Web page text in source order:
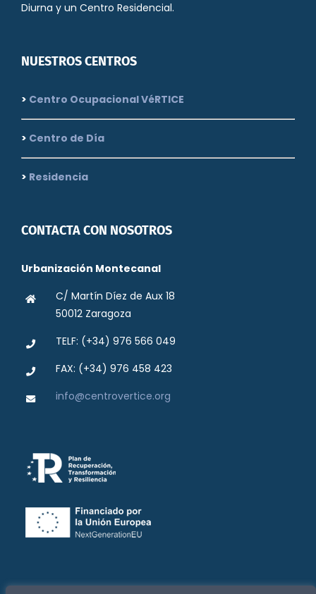
Diurna y un Centro Residencial.
NUESTROS CENTROS
> Centro Ocupacional VéRTICE
> Centro de Día
> Residencia
CONTACTA CON NOSOTROS
Urbanización Montecanal
C/ Martín Díez de Aux 18
50012 Zaragoza
TELF: (+34) 976 566 049
FAX: (+34) 976 458 423
info@centrovertice.org